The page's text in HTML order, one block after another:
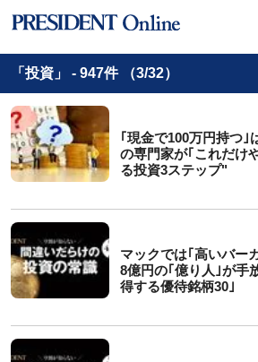
「投資」 - 947件 （3/32）
｢現金で100万円持つ
の専門家が｢これだけ
る投資3ステップ"
マックでは｢高いバー
8億円の｢億り人｣が手
得する優待銘柄30｣